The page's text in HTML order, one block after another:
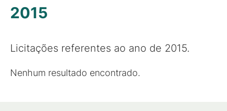
2015
Licitações referentes ao ano de 2015.
Nenhum resultado encontrado.